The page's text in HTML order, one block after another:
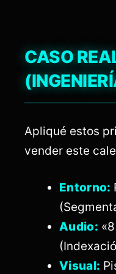
CASO
Apliqué estos
vender este
Entorno:
Audio:
Visual: